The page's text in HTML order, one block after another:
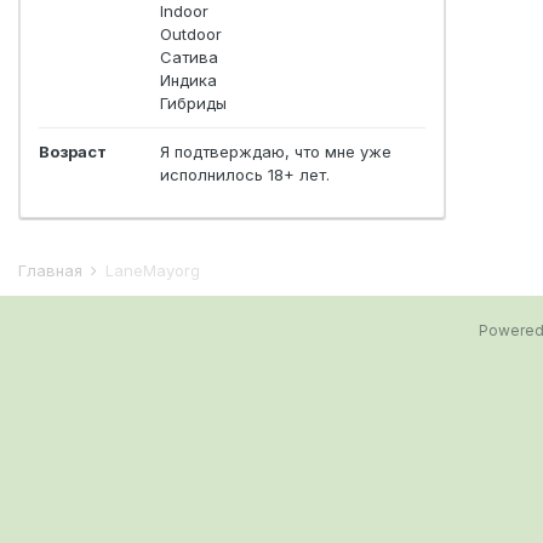
Indoor
Outdoor
Сатива
Индика
Гибриды
Возраст
Я подтверждаю, что мне уже
исполнилось 18+ лет.
Главная LaneMayorg